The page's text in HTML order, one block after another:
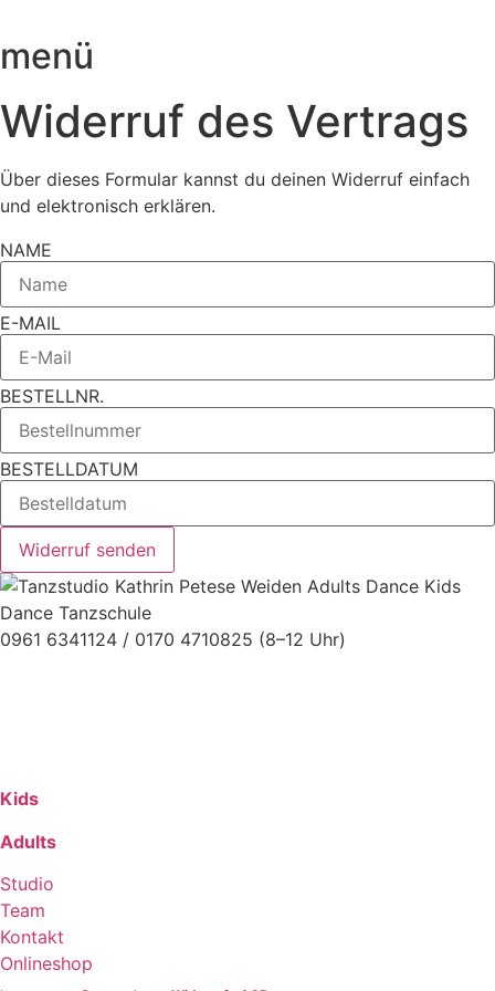
menü
Widerruf des Vertrags
Über dieses Formular kannst du deinen Widerruf einfach
und elektronisch erklären.
NAME
E-MAIL
BESTELLNR.
BESTELLDATUM
Widerruf senden
0961 6341124 / 0170 4710825 (8–12 Uhr)
Kids
Adults
Studio
Team
Kontakt
Onlineshop